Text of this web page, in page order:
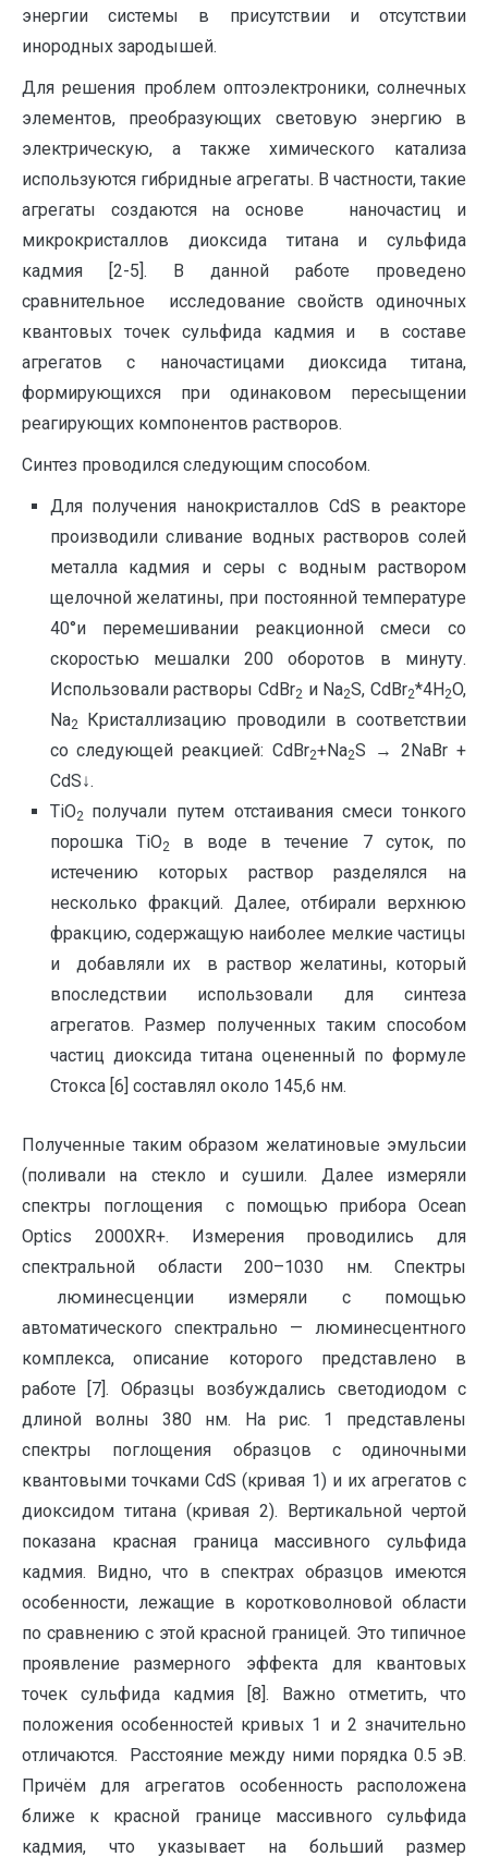
энергии системы в присутствии и отсутствии
инородных зародышей.
Для решения проблем оптоэлектроники, солнечных
элементов, преобразующих световую энергию в
электрическую, а также химического катализа
используются гибридные агрегаты. В частности, такие
агрегаты создаются на основе наночастиц и
микрокристаллов диоксида титана и сульфида
кадмия [2-5]. В данной работе проведено
сравнительное исследование свойств одиночных
квантовых точек сульфида кадмия и в составе
агрегатов с наночастицами диоксида титана,
формирующихся при одинаковом пересыщении
реагирующих компонентов растворов.
Синтез проводился следующим способом.
Для получения нанокристаллов CdS в реакторе
производили сливание водных растворов солей
металла кадмия и серы с водным раствором
щелочной желатины, при постоянной температуре
40°и перемешивании реакционной смеси со
скоростью мешалки 200 оборотов в минуту.
Использовали растворы CdBr2 и Na2S, CdBr2*4H2O,
Na2
Кристаллизацию проводили в соответствии
со следующей реакцией: СdBr2+Na2S → 2NaBr +
CdS↓.
TiO2 получали путем отстаивания смеси тонкого
порошка TiO2
в воде в течение 7 суток, по
истечению которых раствор разделялся на
несколько фракций. Далее, отбирали верхнюю
фракцию, содержащую наиболее мелкие частицы
и добавляли их в раствор желатины, который
впоследствии использовали для синтеза
агрегатов. Размер полученных таким способом
частиц диоксида титана оцененный по формуле
Стокса [6] составлял около 145,6 нм.
Полученные таким образом желатиновые эмульсии
(поливали на стекло и сушили. Далее измеряли
спектры поглощения с помощью прибора Ocean
Optics 2000XR+. Измерения проводились для
спектральной области 200–1030 нм. Спектры
люминесценции измеряли с помощью
автоматического спектрально — люминесцентного
комплекса, описание которого представлено в
работе [7]. Образцы возбуждались светодиодом с
длиной волны 380 нм. На рис. 1 представлены
спектры поглощения образцов с одиночными
квантовыми точками CdS (кривая 1) и их агрегатов с
диоксидом титана (кривая 2). Вертикальной чертой
показана красная граница массивного сульфида
кадмия. Видно, что в спектрах образцов имеются
особенности, лежащие в коротковолновой области
по сравнению с этой красной границей. Это типичное
проявление размерного эффекта для квантовых
точек сульфида кадмия [8]. Важно отметить, что
положения особенностей кривых 1 и 2 значительно
отличаются. Расстояние между ними порядка 0.5 эВ.
Причём для агрегатов особенность расположена
ближе к красной границе массивного сульфида
кадмия, что указывает на больший размер